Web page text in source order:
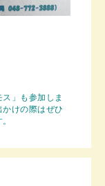
」も参加しま
けの際はぜひ